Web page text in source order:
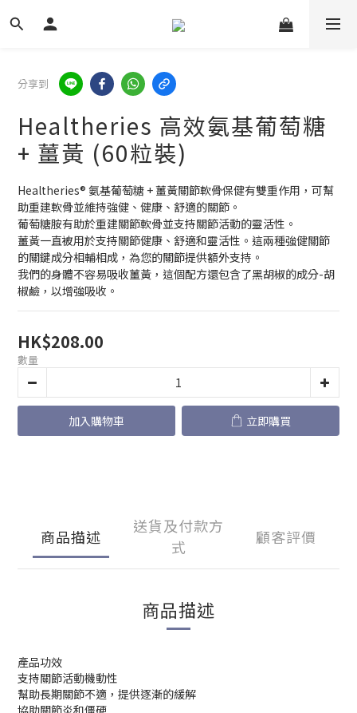
分享到
Healtheries 高效氨基葡萄糖
+ 薑黃 (60粒裝)
Healtheries® 氨基葡萄糖 + 薑黃關節軟骨保健有雙重作用，可幫
助重建軟骨並維持強健、健康、舒適的關節。
葡萄糖胺有助於重建關節軟骨並支持關節活動的靈活性。
薑黃一直被用於支持關節健康、舒適和靈活性。這兩種強健關節
的關鍵成分相輔相成，為您的關節提供額外支持。
我們的身體不容易吸收薑黃，這個配方還包含了黑胡椒的成分-胡
椒鹼，以增強吸收。
HK$208.00
數量
加入購物車 立即購買
商品描述
送貨及付款方
式
顧客評價
商品描述
產品功效
支持關節活動機動性
幫助長期關節不適，提供逐漸的緩解
協助關節炎和僵硬